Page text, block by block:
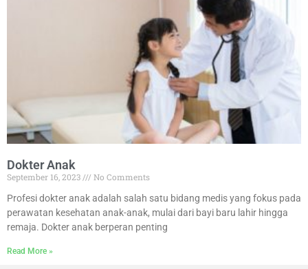
Dokter Anak
September 16, 2023
No Comments
Profesi dokter anak adalah salah satu bidang medis yang fokus pada
perawatan kesehatan anak-anak, mulai dari bayi baru lahir hingga
remaja. Dokter anak berperan penting
Read More »